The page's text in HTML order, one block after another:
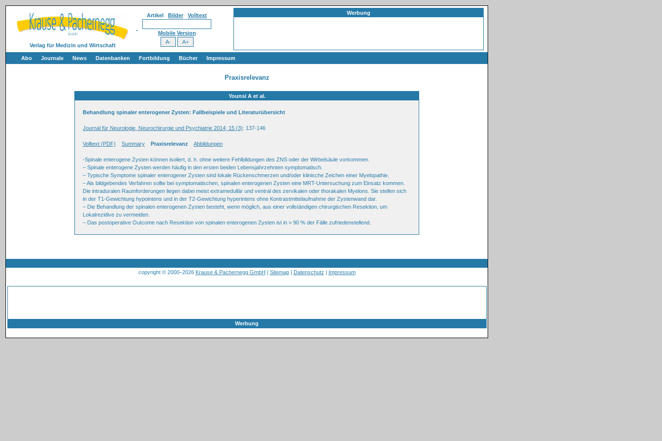
Verlag für Medizin und Wirtschaft
Artikel Bilder Volltext
Mobile Version
Werbung
Abo Journale News Datenbanken Fortbildung Bücher Impressum
Praxisrelevanz
Younsi A et al.
Behandlung spinaler enterogener Zysten: Fallbeispiele und Literaturübersicht
Journal für Neurologie, Neurochirurgie und Psychiatrie 2014; 15 (3): 137-146
Volltext (PDF) Summary Praxisrelevanz Abbildungen
-Spinale enterogene Zysten können isoliert, d. h. ohne weitere Fehlbildungen des ZNS oder der Wirbelsäule vorkommen.
– Spinale enterogene Zysten werden häufig in den ersten beiden Lebensjahrzehnten symptomatisch.
– Typische Symptome spinaler enterogener Zysten sind lokale Rückenschmerzen und/oder klinische Zeichen einer Myelopathie.
– Als bildgebendes Verfahren sollte bei symptomatischen, spinalen enterogenen Zysten eine MRT-Untersuchung zum Einsatz kommen.
Die intraduralen Raumforderungen liegen dabei meist extramedullär und ventral des zervikalen oder thorakalen Myelons. Sie stellen sich
in der T1-Gewichtung hypointens und in der T2-Gewichtung hyperintens ohne Kontrastmittelaufnahme der Zystenwand dar.
– Die Behandlung der spinalen enterogenen Zysten besteht, wenn möglich, aus einer vollständigen chirurgischen Resektion, um
Lokalrezidive zu vermeiden.
– Das postoperative Outcome nach Resektion von spinalen enterogenen Zysten ist in > 90 % der Fälle zufriedenstellend.
copyright © 2000–2026 Krause & Pachernegg GmbH | Sitemap| Datenschutz | Impressum
Werbung